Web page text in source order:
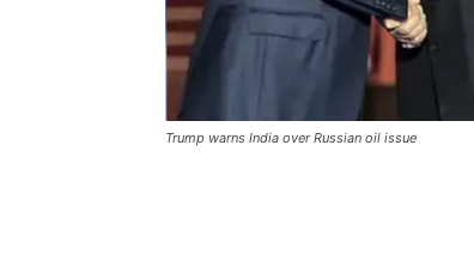
Trump warns India over Russian oil issue